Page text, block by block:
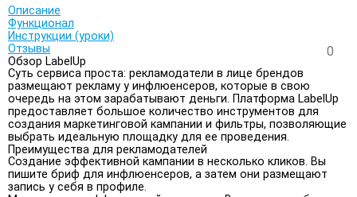
Описание
Функционал
Инструкции (уроки)
Отзывы
0
Обзор LabelUp
Суть сервиса проста: рекламодатели в лице брендов
размещают рекламу у инфлюенсеров, которые в свою
очередь на этом зарабатывают деньги. Платформа LabelUp
предоставляет большое количество инструментов для
создания маркетинговой кампании и фильтры, позволяющие
выбрать идеальную площадку для ее проведения.
Преимущества для рекламодателей
Создание эффективной кампании в несколько кликов. Вы
пишите бриф для инфлюенсеров, а затем они размещают
запись у себя в профиле.